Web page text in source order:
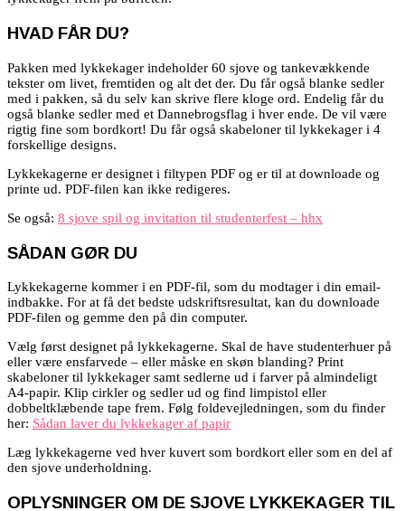
HVAD FÅR DU?
Pakken med lykkekager indeholder 60 sjove og tankevækkende
tekster om livet, fremtiden og alt det der. Du får også blanke sedler
med i pakken, så du selv kan skrive flere kloge ord. Endelig får du
også blanke sedler med et Dannebrogsflag i hver ende. De vil være
rigtig fine som bordkort! Du får også skabeloner til lykkekager i 4
forskellige designs.
Lykkekagerne er designet i filtypen PDF og er til at downloade og
printe ud. PDF-filen kan ikke redigeres.
Se også: 8 sjove spil og invitation til studenterfest – hhx
SÅDAN GØR DU
Lykkekagerne kommer i en PDF-fil, som du modtager i din email-
indbakke. For at få det bedste udskriftsresultat, kan du downloade
PDF-filen og gemme den på din computer.
Vælg først designet på lykkekagerne. Skal de have studenterhuer på
eller være ensfarvede – eller måske en skøn blanding? Print
skabeloner til lykkekager samt sedlerne ud i farver på almindeligt
A4-papir. Klip cirkler og sedler ud og find limpistol eller
dobbeltklæbende tape frem. Følg foldevejledningen, som du finder
her: Sådan laver du lykkekager af papir
Læg lykkekagerne ved hver kuvert som bordkort eller som en del af
den sjove underholdning.
OPLYSNINGER OM DE SJOVE LYKKEKAGER TIL